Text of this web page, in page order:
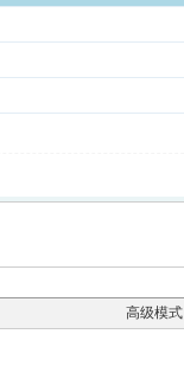
高级模式